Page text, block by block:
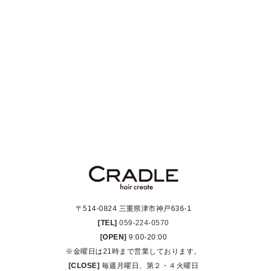
〒514-0824 三重県津市神戸636-1
[TEL] 059-224-0570
[OPEN] 9:00-20:00
※金曜日は21時まで営業しております。
[CLOSE] 毎週月曜日、第２・４火曜日